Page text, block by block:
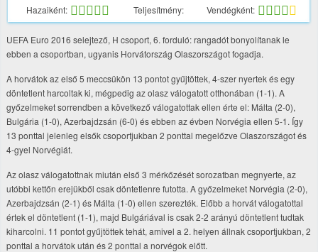
Hazaiként: Teljesítmény: Vendégként:
UEFA Euro 2016 selejtező, H csoport, 6. forduló: rangadót bonyolítanak le
ebben a csoportban, ugyanis Horvátország Olaszországot fogadja.
A horvátok az első 5 meccsükön 13 pontot gyűjtöttek, 4-szer nyertek és egy
döntetlent harcoltak ki, mégpedig az olasz válogatott otthonában (1-1). A
győzelmeket sorrendben a következő válogatottak ellen érte el: Málta (2-0),
Bulgária (1-0), Azerbajdzsán (6-0) és ebben az évben Norvégia ellen 5-1. Így
13 ponttal jelenleg elsők csoportjukban 2 ponttal megelőzve Olaszországot és
4-gyel Norvégiát.
Az olasz válogatottnak miután első 3 mérkőzését sorozatban megnyerte, az
utóbbi kettőn erejükből csak döntetlenre futotta. A győzelmeket Norvégia (2-0),
Azerbajdzsán (2-1) és Málta (1-0) ellen szerezték. Előbb a horvát válogatottal
értek el döntetlent (1-1), majd Bulgáriával is csak 2-2 arányú döntetlent tudtak
kiharcolni. 11 pontot gyűjtöttek tehát, amivel a 2. helyen állnak csoportjukban, 2
ponttal a horvátok után és 2 ponttal a norvégok előtt.